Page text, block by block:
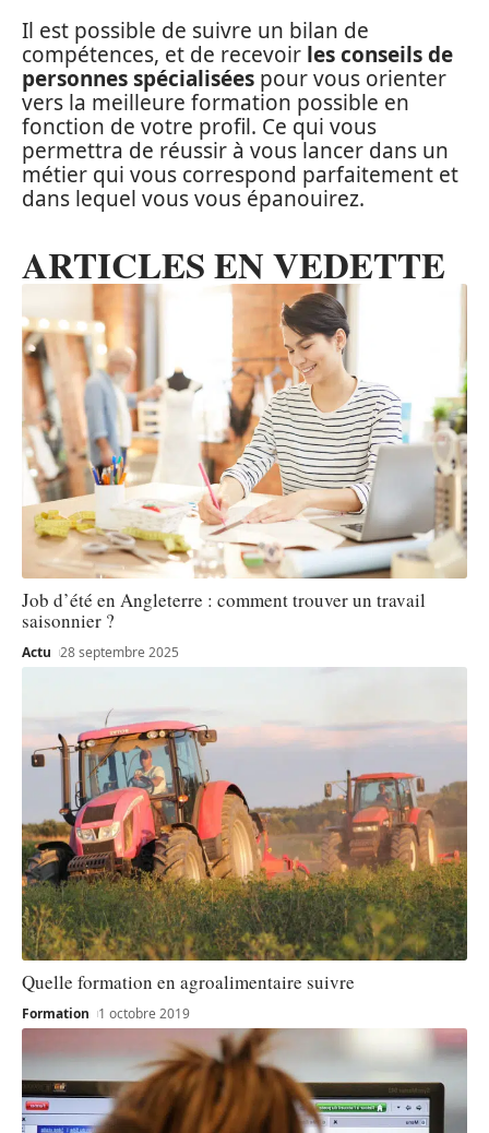
Il est possible de suivre un bilan de
compétences, et de recevoir les conseils de
personnes spécialisées pour vous orienter
vers la meilleure formation possible en
fonction de votre profil. Ce qui vous
permettra de réussir à vous lancer dans un
métier qui vous correspond parfaitement et
dans lequel vous vous épanouirez.
ARTICLES EN VEDETTE
Job d’été en Angleterre : comment trouver un travail
saisonnier ?
Actu 28 septembre 2025
Quelle formation en agroalimentaire suivre
Formation 1 octobre 2019